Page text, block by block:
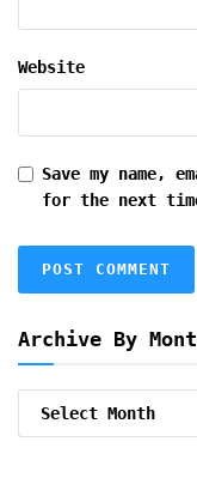
Website
Save my name,
for the next
Archive By
Archive